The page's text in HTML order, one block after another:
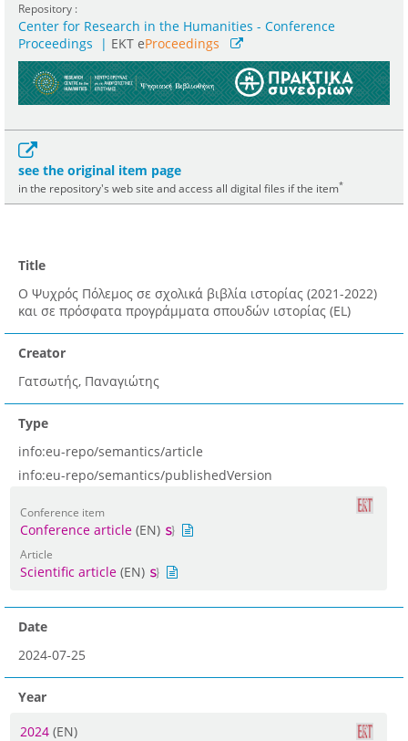
Repository :
Center for Research in the Humanities - Conference
Proceedings
| ΕΚΤ eProceedings
see the original item page
in the repository's web site and access all digital files if the item*
Title
Ο Ψυχρός Πόλεμος σε σχολικά βιβλία ιστορίας (2021-2022)
και σε πρόσφατα προγράμματα σπουδών ιστορίας (EL)
Creator
Γατσωτής, Παναγιώτης
Type
info:eu-repo/semantics/article
info:eu-repo/semantics/publishedVersion
Conference item
Conference article (EN)
Article
Scientific article (EN)
Date
2024-07-25
Year
2024 (EN)